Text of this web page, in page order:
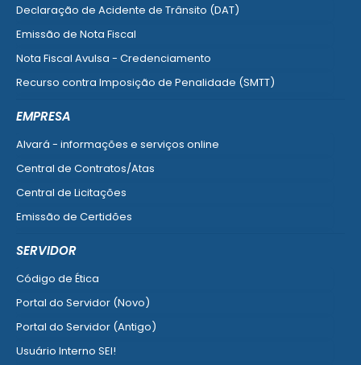
Declaração de Acidente de Trânsito (DAT)
Emissão de Nota Fiscal
Nota Fiscal Avulsa - Credenciamento
Recurso contra Imposição de Penalidade (SMTT)
EMPRESA
Alvará - informações e serviços online
Central de Contratos/Atas
Central de Licitações
Emissão de Certidões
SERVIDOR
Código de Ética
Portal do Servidor (Novo)
Portal do Servidor (Antigo)
Usuário Interno SEI!